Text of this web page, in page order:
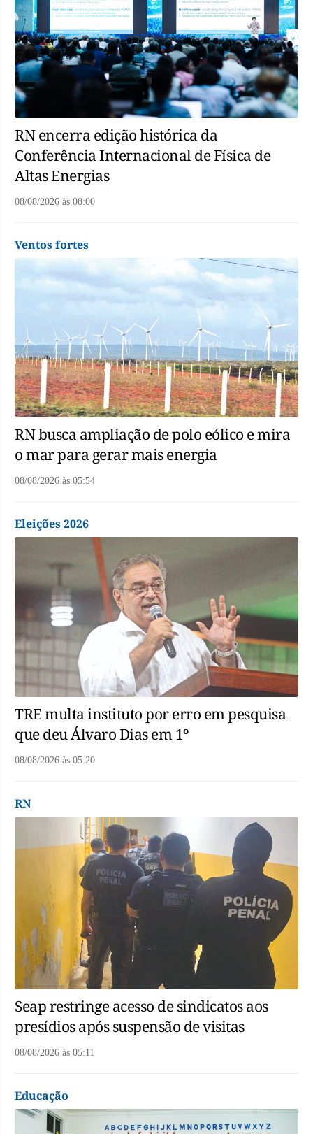
RN encerra edição histórica da
Conferência Internacional de Física de
Altas Energias
08/08/2026 às 08:00
Ventos fortes
RN busca ampliação de polo eólico e mira
o mar para gerar mais energia
08/08/2026 às 05:54
Eleições 2026
TRE multa instituto por erro em pesquisa
que deu Álvaro Dias em 1º
08/08/2026 às 05:20
RN
Seap restringe acesso de sindicatos aos
presídios após suspensão de visitas
08/08/2026 às 05:11
Educação